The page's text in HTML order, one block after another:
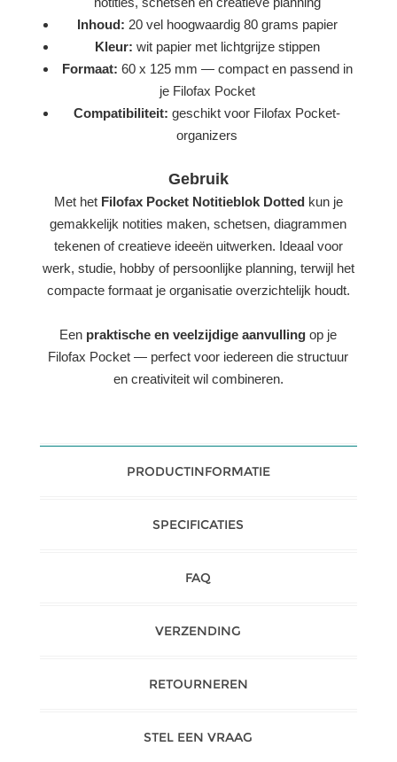
Inhoud: 20 vel hoogwaardig 80 grams papier
Kleur: wit papier met lichtgrijze stippen
Formaat: 60 x 125 mm — compact en passend in
je Filofax Pocket
Compatibiliteit: geschikt voor Filofax Pocket-
organizers
Gebruik
Met het Filofax Pocket Notitieblok Dottedkun je
gemakkelijk notities maken, schetsen, diagrammen
tekenen of creatieve ideeën uitwerken. Ideaal voor
werk, studie, hobby of persoonlijke planning, terwijl het
compacte formaat je organisatie overzichtelijk houdt.
Een praktische en veelzijdige aanvulling op je
Filofax Pocket — perfect voor iedereen die structuur
en creativiteit wil combineren.
PRODUCTINFORMATIE
SPECIFICATIES
FAQ
VERZENDING
RETOURNEREN
STEL EEN VRAAG